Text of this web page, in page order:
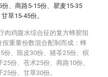
、商路5-15份、瞿麦15-35
草15-45份。
肉鸡腹水综合征的复方蜂胶组
重量份数混合配制而成：蜂
份、陈皮30份、猪苓25份、槟
份、苍术25份、商路10份、
份、甘草30份。